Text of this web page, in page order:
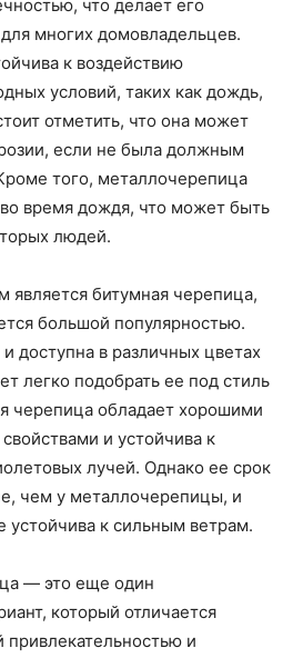
что делает его
многих домовладельцев.
к воздействию
условий, таких как дождь,
отметить, что она может
если не была должным
того, металлочерепица
время дождя, что может быть
людей.
битумная черепица,
большой популярностью.
доступна в различных цветах
легко подобрать ее под стиль
черепица обладает хорошими
и устойчива к
лучей. Однако ее срок
чем у металлочерепицы, и
к сильным ветрам.
— это еще один
который отличается
привлекательностью и